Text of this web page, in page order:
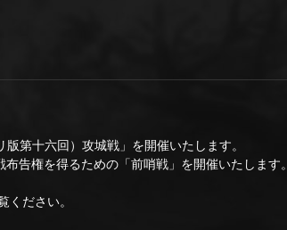
第十六回）攻城戦」を開催いたします。
告権を得るための「前哨戦」を開催いたします。
ください。